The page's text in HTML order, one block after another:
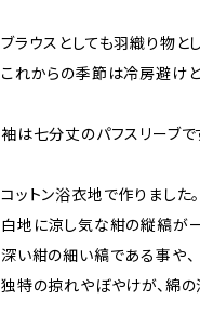
ブラウスとしても羽織り物と
これからの季節は冷房避け
袖は七分丈のパフスリーブで
コットン浴衣地で作りました。
白地に涼し気な紺の縦縞が
深い紺の細い縞である事や、
独特の掠れやぼやけが、綿